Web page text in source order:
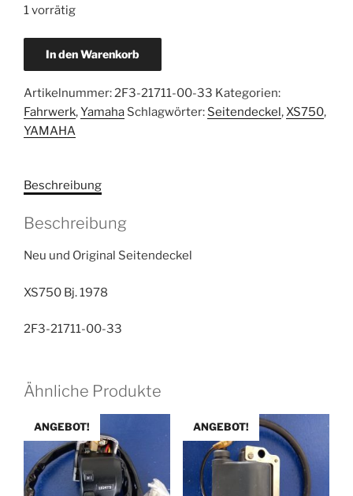
1 vorrätig
2F3-
21711-
33
Menge
In den Warenkorb
Artikelnummer: 2F3-21711-00-33 Kategorien:
Fahrwerk,Yamaha Schlagwörter: Seitendeckel, XS750,
YAMAHA
Beschreibung
Beschreibung
Neu und Original Seitendeckel
XS750 Bj. 1978
2F3-21711-00-33
Ähnliche Produkte
ANGEBOT! ANGEBOT!